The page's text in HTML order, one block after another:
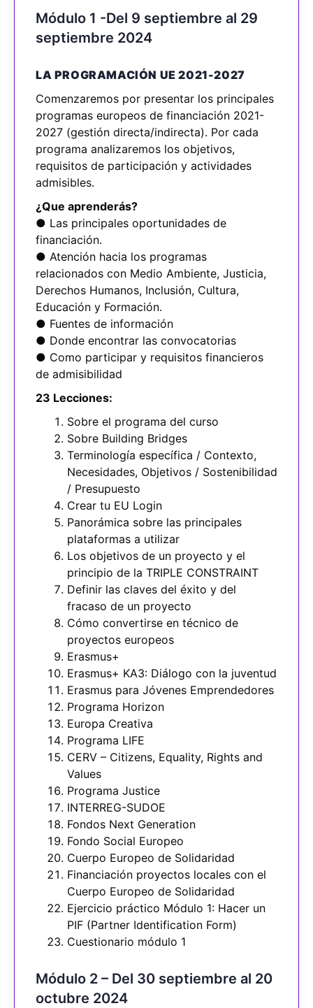
Módulo 1 -Del 9 septiembre al 29
septiembre 2024
LA PROGRAMACIÓN UE 2021-2027
Comenzaremos por presentar los principales
programas europeos de financiación 2021-
2027 (gestión directa/indirecta). Por cada
programa analizaremos los objetivos,
requisitos de participación y actividades
admisibles.
¿Que aprenderás?
● Las principales oportunidades de
financiación.
● Atención hacia los programas
relacionados con Medio Ambiente, Justicia,
Derechos Humanos, Inclusión, Cultura,
Educación y Formación.
● Fuentes de información
● Donde encontrar las convocatorias
● Como participar y requisitos financieros
de admisibilidad
23 Lecciones:
Sobre el programa del curso
Sobre Building Bridges
Terminología específica / Contexto,
Necesidades, Objetivos / Sostenibilidad
/ Presupuesto
Crear tu EU Login
Panorámica sobre las principales
plataformas a utilizar
Los objetivos de un proyecto y el
principio de la TRIPLE CONSTRAINT
Definir las claves del éxito y del
fracaso de un proyecto
Cómo convertirse en técnico de
proyectos europeos
Erasmus+
Erasmus+ KA3: Diálogo con la juventud
Erasmus para Jóvenes Emprendedores
Programa Horizon
Europa Creativa
Programa LIFE
CERV – Citizens, Equality, Rights and
Values
Programa Justice
INTERREG-SUDOE
Fondos Next Generation
Fondo Social Europeo
Cuerpo Europeo de Solidaridad
Financiación proyectos locales con el
Cuerpo Europeo de Solidaridad
Ejercicio práctico Módulo 1: Hacer un
PIF (Partner Identification Form)
Cuestionario módulo 1
Módulo 2 – Del 30 septiembre al 20
octubre 2024